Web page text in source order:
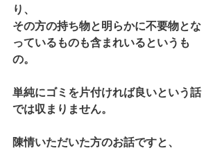
り、
その方の持ち物と明らかに不要物とな
っているものも含まれいるというも
の。
単純にゴミを片付ければ良いという話
では収まりません。
陳情いただいた方のお話ですと、